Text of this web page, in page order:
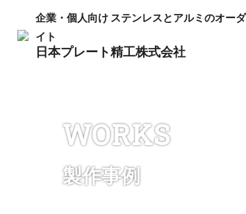
企業・個人向け ステンレスとアルミのオー
イト
日本プレート精工株式会社
WORKS
製作事例